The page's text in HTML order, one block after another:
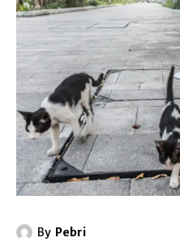
By Pebri